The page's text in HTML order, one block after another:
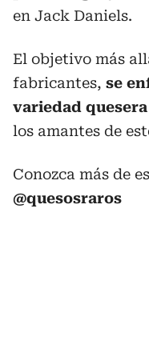
en Jack Daniels.
El objetivo más
fabricantes, se
variedad
los amantes de
Conozca más de
@quesosraros